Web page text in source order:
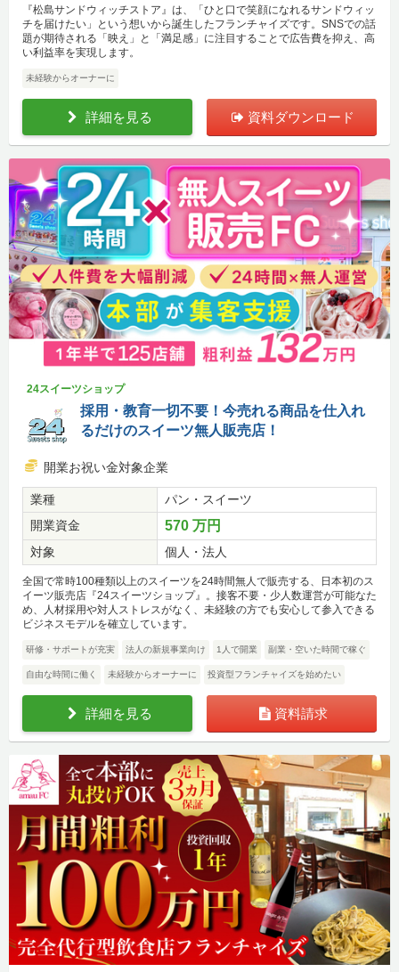
『松島サンドウィッチストア』は、「ひと口で笑顔になれるサンドウィッ
チを届けたい」という想いから誕生したフランチャイズです。SNSでの話
題が期待される「映え」と「満足感」に注目することで広告費を抑え、高
い利益率を実現します。
未経験からオーナーに
詳細を見る 資料ダウンロード
24スイーツショップ
採用・教育一切不要！今売れる商品を仕入れ
るだけのスイーツ無人販売店！
開業お祝い金対象企業
業種
パン・スイーツ
開業資金
570 万円
対象 個人・法人
全国で常時100種類以上のスイーツを24時間無人で販売する、日本初のス
イーツ販売店『24スイーツショップ』。接客不要・少人数運営が可能なた
め、人材採用や対人ストレスがなく、未経験の方でも安心して参入できる
ビジネスモデルを確立しています。
研修・サポートが充実 法人の新規事業向け 1人で開業 副業・空いた時間で稼ぐ
自由な時間に働く 未経験からオーナーに 投資型フランチャイズを始めたい
詳細を見る 資料請求